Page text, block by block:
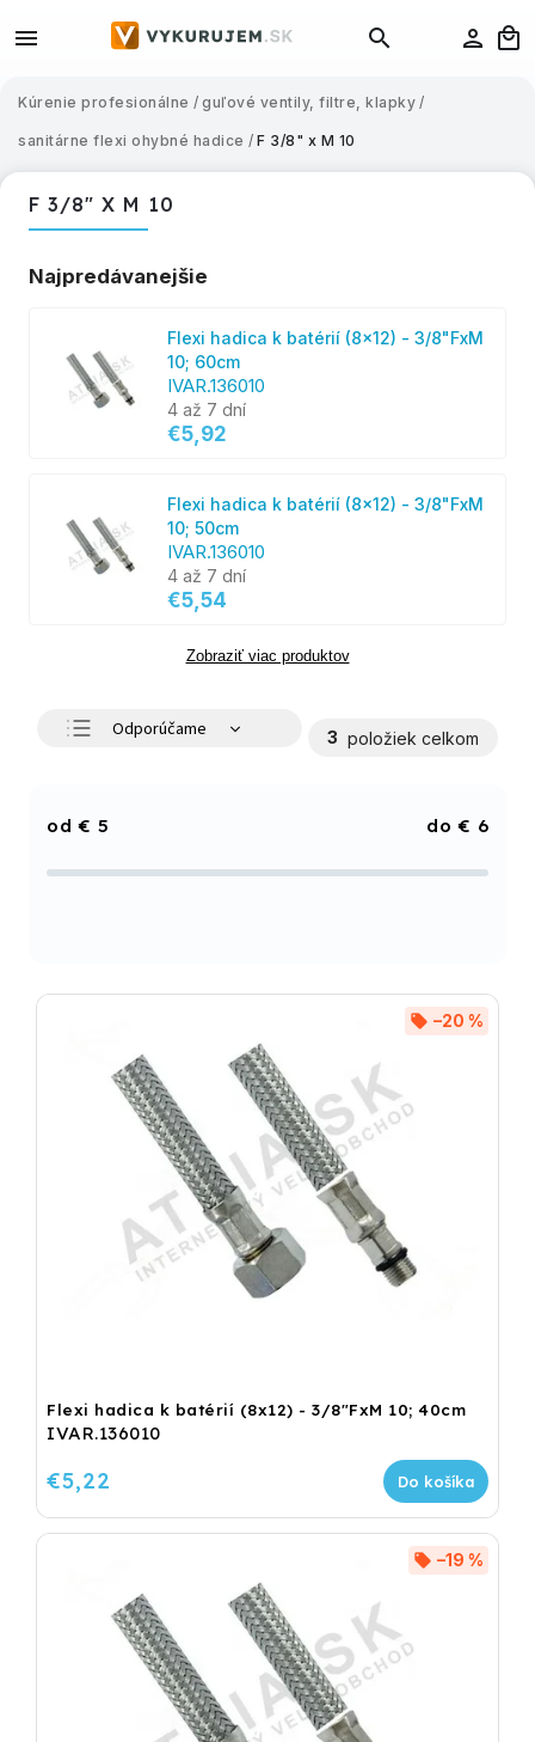
Kúrenie profesionálne / guľové ventily, filtre, klapky /
sanitárne flexi ohybné hadice / F 3/8" x M 10
F 3/8" X M 10
Najpredávanejšie
Flexi hadica k batérií (8x12) - 3/8"FxM
10; 60cm
IVAR.136010
4 až 7 dní
€5,92
Flexi hadica k batérií (8x12) - 3/8"FxM
10; 50cm
IVAR.136010
4 až 7 dní
€5,54
Zobraziť viac produktov
Odporúčame
Abecedne
3 položiek celkom
€ 5 € 6
Flexi hadica k batérií (8x12) - 3/8"FxM 10; 40cm
IVAR.136010
–20 %
€5,22 Do košíka
–19 %